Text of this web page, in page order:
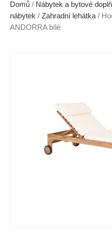
Domů / Nábytek a bytové
nábytek / Zahradní lehátka /
ANDORRA bílé